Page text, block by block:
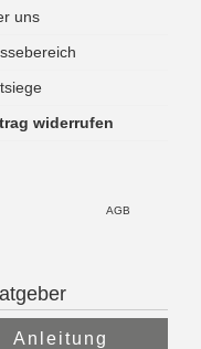
uns
widerrufen
AGB
Anleitung